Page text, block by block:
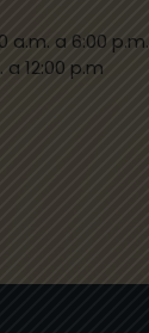
a.m. a 6:00 p.m.
12:00 p.m​